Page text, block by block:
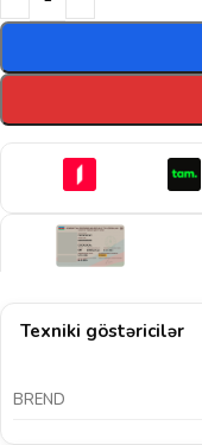
Texniki göstəricilər
BREND